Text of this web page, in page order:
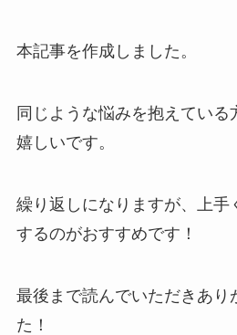
本記事を作成しました。
同じような悩みを抱えてい
嬉しいです。
繰り返しになりますが、上手
するのがおすすめです！
最後まで読んでいただきあり
た！